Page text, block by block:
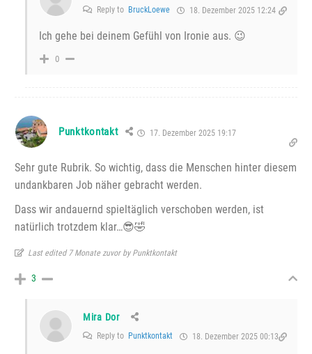
Reply to BruckLoewe 18. Dezember 2025 12:24
Ich gehe bei deinem Gefühl von Ironie aus. 😉
0
Punktkontakt 17. Dezember 2025 19:17
Sehr gute Rubrik. So wichtig, dass die Menschen hinter diesem
undankbaren Job näher gebracht werden.
Dass wir andauernd spieltäglich verschoben werden, ist
natürlich trotzdem klar…😎🤣
Last edited 7 Monate zuvor by Punktkontakt
3
Mira Dor
Reply to Punktkontakt 18. Dezember 2025 00:13